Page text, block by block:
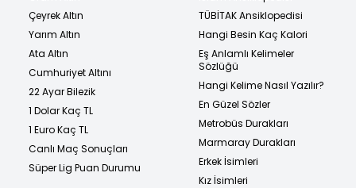
Çeyrek Altın
Yarım Altın
Ata Altın
Cumhuriyet Altını
22 Ayar Bilezik
1 Dolar Kaç TL
1 Euro Kaç TL
Canlı Maç Sonuçları
Süper Lig Puan Durumu
TÜBİTAK Ansiklopedisi
Hangi Besin Kaç Kalori
Eş Anlamlı Kelimeler
Sözlüğü
Hangi Kelime Nasıl Yazılır?
En Güzel Sözler
Metrobüs Durakları
Marmaray Durakları
Erkek İsimleri
Kız İsimleri